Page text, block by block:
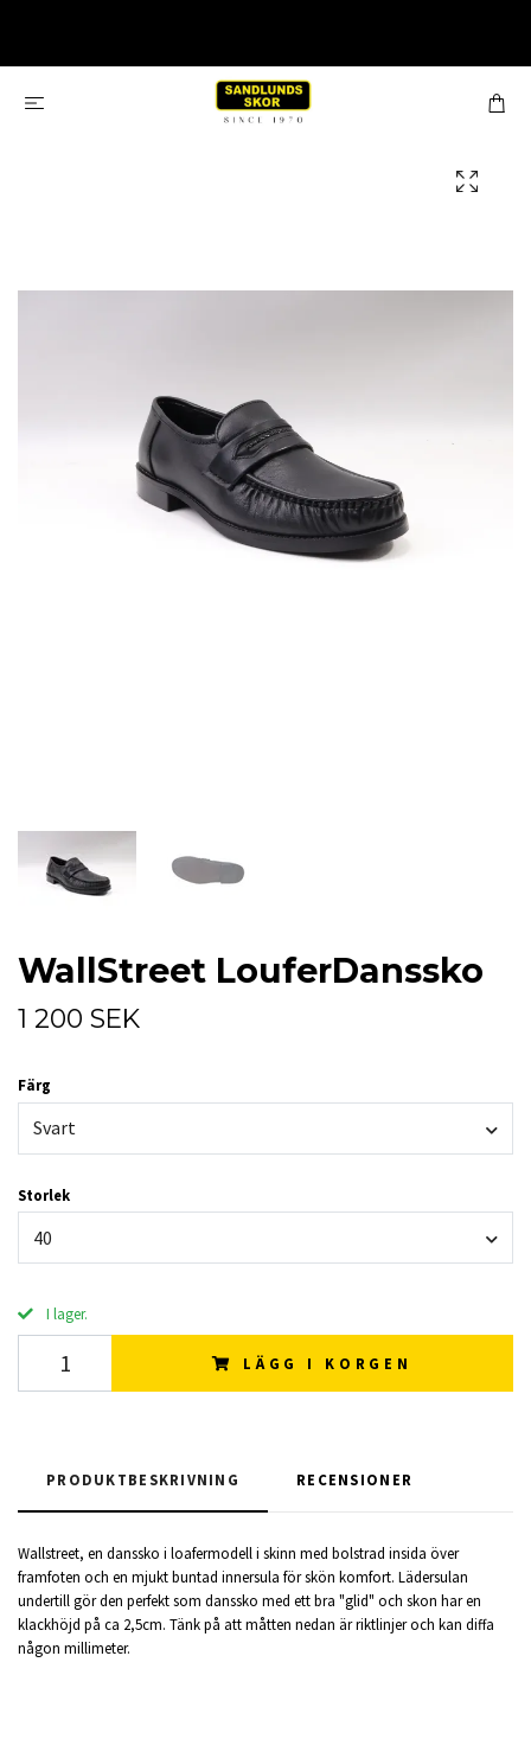
WallStreet LouferDanssko
1 200 SEK
Färg
Svart
Storlek
40
I lager.
LÄGG I KORGEN
PRODUKTBESKRIVNING RECENSIONER
Wallstreet, en danssko i loafermodell i skinn med bolstrad insida över
framfoten och en mjukt buntad innersula för skön komfort. Lädersulan
undertill gör den perfekt som danssko med ett bra "glid" och skon har en
klackhöjd på ca 2,5cm. Tänk på att måtten nedan är riktlinjer och kan diffa
någon millimeter.